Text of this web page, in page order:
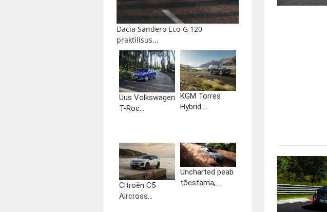
Dacia Sandero Eco-G 120
praktilisus...
Uus Volkswagen
T-Roc...
KGM Torres
Hybrid:...
Citroën C5
Aircross...
Uncharted peab
tõestama,...